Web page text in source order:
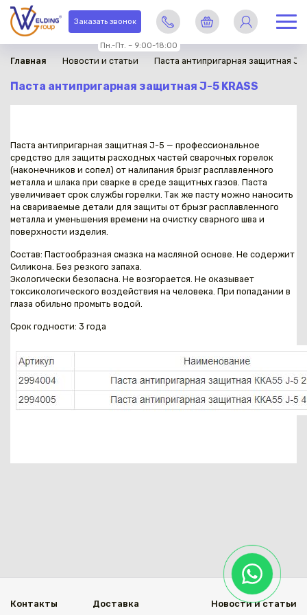
Заказать звонок
Пн.-Пт. – 9:00-18:00
Каз
Главная Новости и статьи Паста антипригарная защитная J-5
Паста антипригарная защитная J-5 KRASS
Паста антипригарная защитная J-5 — профессиональное
средство для защиты расходных частей сварочных горелок
(наконечников и сопел) от налипания брызг расплавленного
металла и шлака при сварке в среде защитных газов. Паста
увеличивает срок службы горелки. Так же пасту можно наносить
на свариваемые детали для защиты от брызг расплавленного
металла и уменьшения времени на очистку сварного шва и
поверхности изделия.
Состав: Пастообразная смазка на масляной основе. Не содержит
Силикона. Без резкого запаха.
Экологически безопасна. Не возгорается. Не оказывает
токсикологического воздействия на человека. При попадании в
глаза обильно промыть водой.
Срок годности: 3 года
Контакты Доставка Новости и статьи